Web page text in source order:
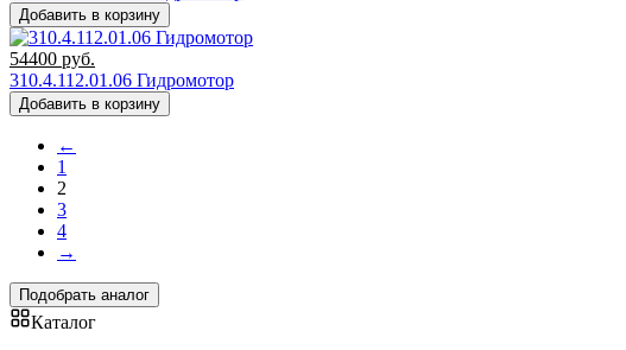
Добавить в корзину
54400 руб.
310.4.112.01.06 Гидромотор
Добавить в корзину
←
1
2
3
4
→
Подобрать аналог
Каталог